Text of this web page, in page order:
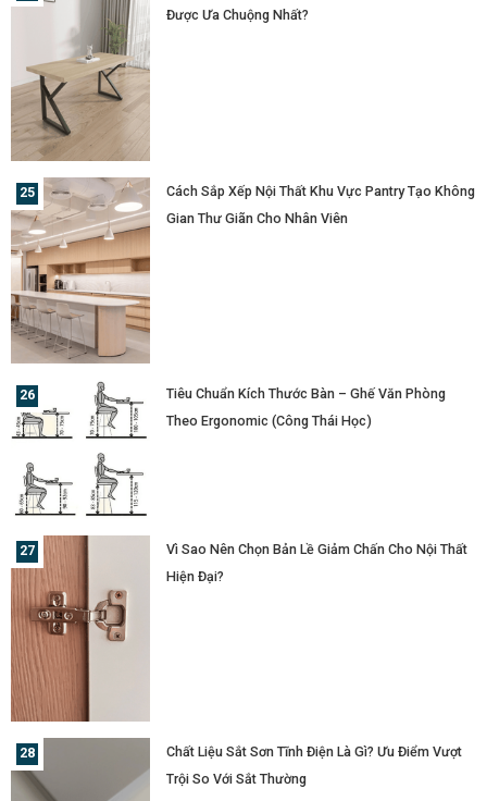
Được Ưa Chuộng Nhất?
Cách Sắp Xếp Nội Thất Khu Vực Pantry Tạo Không
Gian Thư Giãn Cho Nhân Viên
Tiêu Chuẩn Kích Thước Bàn – Ghế Văn Phòng
Theo Ergonomic (Công Thái Học)
Vì Sao Nên Chọn Bản Lề Giảm Chấn Cho Nội Thất
Hiện Đại?
Chất Liệu Sắt Sơn Tĩnh Điện Là Gì? Ưu Điểm Vượt
Trội So Với Sắt Thường